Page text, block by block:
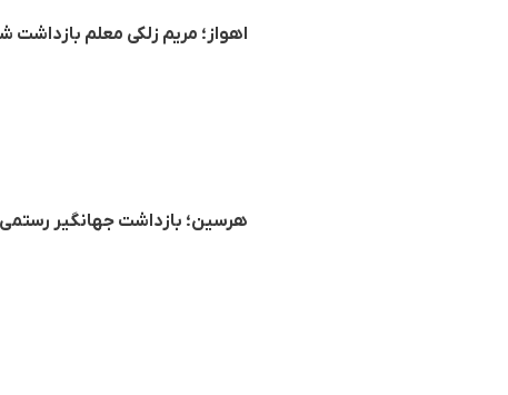
اهواز؛ مریم زلکی معلم بازداشت
هرسین؛ بازداشت جهانگیر